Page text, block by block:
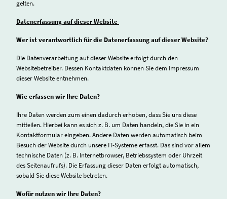
gelten.
Datenerfassung auf dieser Website
Wer ist verantwortlich für die Datenerfassung auf dieser Website?
Die Datenverarbeitung auf dieser Website erfolgt durch den
Websitebetreiber. Dessen Kontaktdaten können Sie dem Impressum
dieser Website entnehmen.
Wie erfassen wir Ihre Daten?
Ihre Daten werden zum einen dadurch erhoben, dass Sie uns diese
mitteilen. Hierbei kann es sich z. B. um Daten handeln, die Sie in ein
Kontaktformular eingeben. Andere Daten werden automatisch beim
Besuch der Website durch unsere IT-Systeme erfasst. Das sind vor allem
technische Daten (z. B. Internetbrowser, Betriebssystem oder Uhrzeit
des Seitenaufrufs). Die Erfassung dieser Daten erfolgt automatisch,
sobald Sie diese Website betreten.
Wofür nutzen wir Ihre Daten?